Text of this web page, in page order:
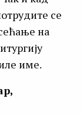
се
на
име.